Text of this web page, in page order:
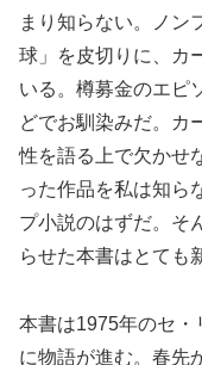
まり知らない。ノン
球」を皮切りに、カ
いる。樽募金のエピ
どでお馴染みだ。カ
性を語る上で欠かせ
った作品を私は知ら
プ小説のはずだ。そ
らせた本書はとても
本書は1975年のセ・
に物語が進む。春先